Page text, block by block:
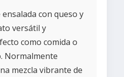
con queso y
versátil y
como comida o
Normalmente
mezcla vibrante de